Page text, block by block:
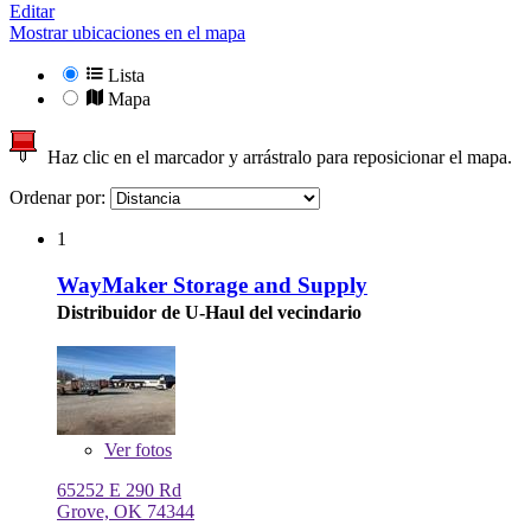
Editar
Mostrar ubicaciones en el mapa
Lista
Mapa
Haz clic en el marcador y arrástralo para reposicionar el mapa.
Ordenar por:
1
WayMaker Storage and Supply
Distribuidor de U-Haul del vecindario
Verfotos
65252 E 290 Rd
Grove, OK 74344